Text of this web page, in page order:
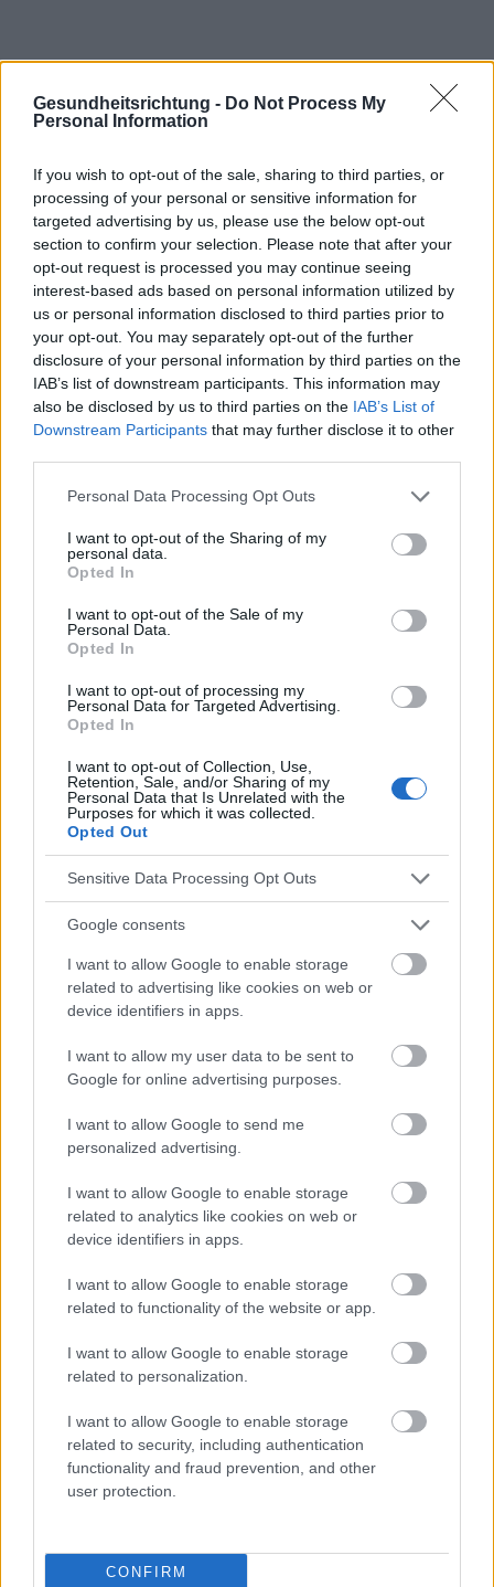
Gesundheitsrichtung - Do Not Process My
Personal Information
If you wish to opt-out of the sale, sharing to third parties, or
processing of your personal or sensitive information for
targeted advertising by us, please use the below opt-out
section to confirm your selection. Please note that after your
opt-out request is processed you may continue seeing
interest-based ads based on personal information utilized by
us or personal information disclosed to third parties prior to
your opt-out. You may separately opt-out of the further
disclosure of your personal information by third parties on the
IAB’s list of downstream participants. This information may
also be disclosed by us to third parties on the IAB’s List of
Downstream Participants that may further disclose it to other
Please note that this website/app uses one or more Google
not limited to your visit or usage behaviour. You may click to
grant or deny consent to Google and its third-party tags to
use your data for below specified purposes in below Google
consent section.
Personal Data Processing Opt Outs
I want to opt-out of the Sharing of my
personal data.
Opted In
I want to opt-out of the Sale of my
Personal Data.
Opted In
I want to opt-out of processing my
Personal Data for Targeted Advertising.
Opted In
I want to opt-out of Collection, Use,
Retention, Sale, and/or Sharing of my
Personal Data that Is Unrelated with the
Purposes for which it was collected.
Opted Out
Sensitive Data Processing Opt Outs
Google consents
I want to allow Google to enable storage
related to advertising like cookies on web or
device identifiers in apps.
I want to allow my user data to be sent to
Google for online advertising purposes.
I want to allow Google to send me
personalized advertising.
I want to allow Google to enable storage
related to analytics like cookies on web or
device identifiers in apps.
I want to allow Google to enable storage
related to functionality of the website or app.
I want to allow Google to enable storage
related to personalization.
I want to allow Google to enable storage
related to security, including authentication
functionality and fraud prevention, and other
user protection.
CONFIRM
WIR EMPFEHLEN INHALTE AUS DER KATEGORIE
HAARE
Haarausfall bei Kindern - Ursachen, Symptome,
‹ ›